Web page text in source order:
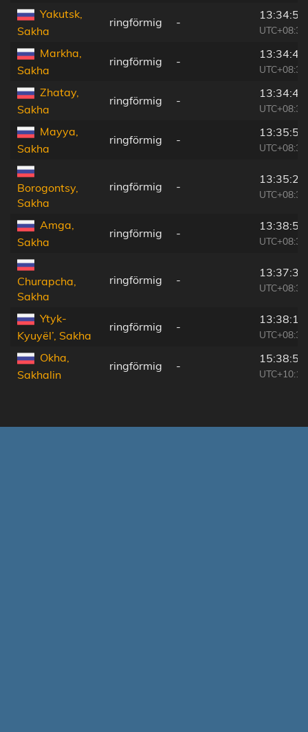
Yakutsk,
Sakha
ringförmig -
13:34:54
UTC+08:38
Markha,
Sakha
ringförmig -
13:34:48
UTC+08:38
Zhatay,
Sakha
ringförmig -
13:34:49
UTC+08:38
Mayya,
Sakha
ringförmig -
13:35:53
UTC+08:38
Borogontsy,
Sakha
ringförmig -
13:35:25
UTC+08:38
Amga,
Sakha
ringförmig -
13:38:52
UTC+08:38
Churapcha,
Sakha
ringförmig -
13:37:39
UTC+08:38
Ytyk-
Kyuyël’, Sakha
ringförmig -
13:38:11
UTC+08:38
Okha,
Sakhalin
ringförmig -
15:38:59
UTC+10:14